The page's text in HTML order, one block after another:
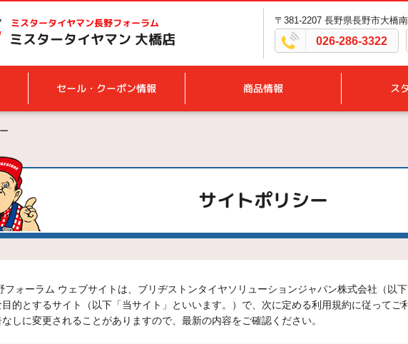
ミスタータイヤマン長野フォーラム
ミスタータイヤマン 大橋店
〒381-2207 長野県長野市大橋
026-286-3322
セール・クーポン情報 商品情報 ス
サイトポリシー
フォーラム ウェブサイトは、ブリヂストンタイヤソリューションジャパン株式会社（以
的とするサイト（以下「当サイト」といいます。）で、次に定める利用規約に従ってご
しに変更されることがありますので、最新の内容をご確認ください。